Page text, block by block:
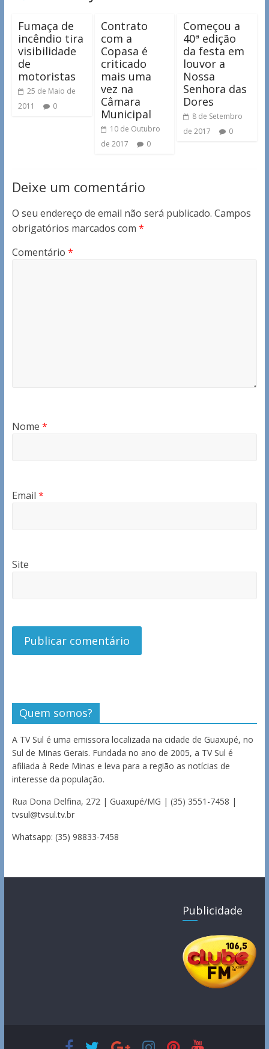
Fumaça de
incêndio tira
visibilidade
de
motoristas
25 de Maio de
2011
0
Contrato
com a
Copasa é
criticado
mais uma
vez na
Câmara
Municipal
10 de Outubro
de 2017
0
Começou a
40ª edição
da festa em
louvor a
Nossa
Senhora das
Dores
8 de Setembro
de 2017
0
Deixe um comentário
O seu endereço de email não será publicado. Campos
obrigatórios marcados com *
Comentário *
Nome *
Email *
Site
Quem somos?
A TV Sul é uma emissora localizada na cidade de Guaxupé, no
Sul de Minas Gerais. Fundada no ano de 2005, a TV Sul é
afiliada à Rede Minas e leva para a região as notícias de
interesse da população.
Rua Dona Delfina, 272 | Guaxupé/MG | (35) 3551-7458 |
tvsul@tvsul.tv.br
Whatsapp: (35) 98833-7458
Publicidade